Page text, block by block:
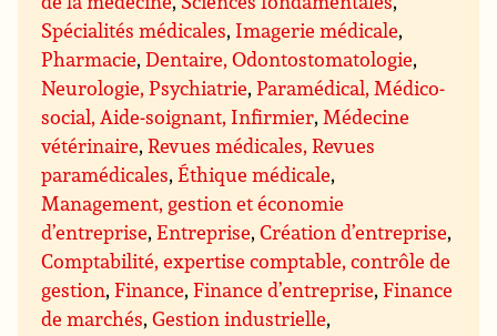
Spécialités médicales, Imagerie médicale,
Pharmacie,Dentaire, Odontostomatologie,
Neurologie, Psychiatrie,Paramédical, Médico-
social, Aide-soignant, Infirmier, Médecine
vétérinaire,Revues médicales, Revues
paramédicales,Éthique médicale,
Management, gestion et économie
d’entreprise,Entreprise,Création d’entreprise,
Comptabilité, expertise comptable, contrôle de
gestion,Finance,Finance d’entreprise,Finance
de marchés,Gestion industrielle,